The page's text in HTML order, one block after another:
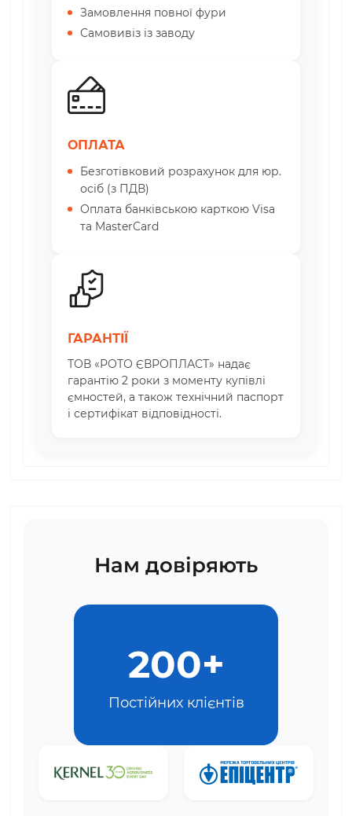
Замовлення повної фури
Самовивіз із заводу
ОПЛАТА
Безготівковий розрахунок для юр.
осіб (з ПДВ)
Оплата банківською карткою Visa
та MasterCard
ГАРАНТІЇ
ТОВ «РОТО ЄВРОПЛАСТ» надає
гарантію 2 роки з моменту купівлі
ємностей, а також технічний паспорт
і сертифікат відповідності.
Нам довіряють
200+
Постійних клієнтів